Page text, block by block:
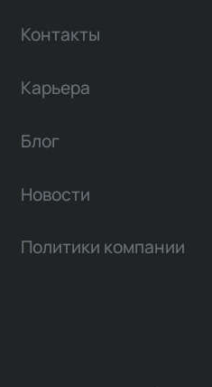
Контакты
Карьера
Блог
Новости
Политики компании